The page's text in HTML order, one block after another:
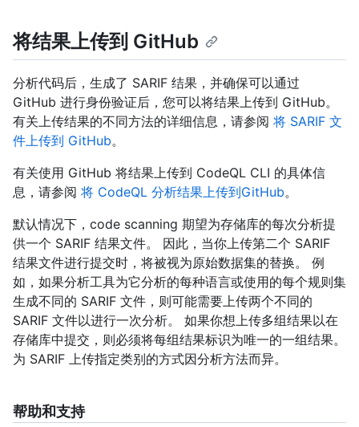
将结果上传到 GitHub
分析代码后，生成了 SARIF 结果，并确保可以通过
GitHub 进行身份验证后，您可以将结果上传到 GitHub。
有关上传结果的不同方法的详细信息，请参阅 将 SARIF 文
件上传到 GitHub。
有关使用 GitHub 将结果上传到 CodeQL CLI 的具体信
息，请参阅 将 CodeQL 分析结果上传到GitHub。
默认情况下，code scanning 期望为存储库的每次分析提
供一个 SARIF 结果文件。 因此，当你上传第二个 SARIF
结果文件进行提交时，将被视为原始数据集的替换。 例
如，如果分析工具为它分析的每种语言或使用的每个规则集
生成不同的 SARIF 文件，则可能需要上传两个不同的
SARIF 文件以进行一次分析。 如果你想上传多组结果以在
存储库中提交，则必须将每组结果标识为唯一的一组结果。
为 SARIF 上传指定类别的方式因分析方法而异。
帮助和支持